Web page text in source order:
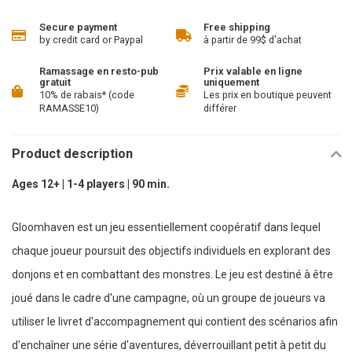
Secure payment
by credit card or Paypal
Free shipping
à partir de 99$ d'achat
Ramassage en resto-pub
gratuit
10% de rabais* (code
RAMASSE10)
Prix valable en ligne
uniquement
Les prix en boutique peuvent
différer
Product description
Ages 12+ | 1-4 players | 90 min.
Gloomhaven est un jeu essentiellement coopératif dans lequel
chaque joueur poursuit des objectifs individuels en explorant des
donjons et en combattant des monstres. Le jeu est destiné à être
joué dans le cadre d'une campagne, où un groupe de joueurs va
utiliser le livret d'accompagnement qui contient des scénarios afin
d'enchaîner une série d'aventures, déverrouillant petit à petit du